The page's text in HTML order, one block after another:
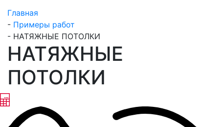
Главная
- Примеры работ
- НАТЯЖНЫЕ ПОТОЛКИ
НАТЯЖНЫЕ
ПОТОЛКИ